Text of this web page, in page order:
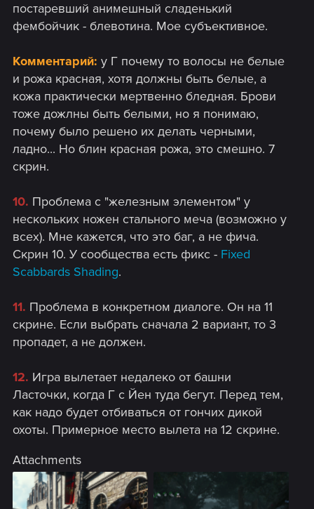
постаревший анимешный сладенький
фембойчик - блевотина. Мое субъективное.
Комментарий: у Г почему то волосы не белые
и рожа красная, хотя должны быть белые, а
кожа практически мертвенно бледная. Брови
тоже дожлны быть белыми, но я понимаю,
почему было решено их делать черными,
ладно... Но блин красная рожа, это смешно. 7
скрин.
10. Проблема с "железным элементом" у
нескольких ножен стального меча (возможно у
всех). Мне кажется, что это баг, а не фича.
Скрин 10. У сообщества есть фикс - Fixed
Scabbards Shading.
11. Проблема в конкретном диалоге. Он на 11
скрине. Если выбрать сначала 2 вариант, то 3
пропадет, а не должен.
12. Игра вылетает недалеко от башни
Ласточки, когда Г с Йен туда бегут. Перед тем,
как надо будет отбиваться от гончих дикой
охоты. Примерное место вылета на 12 скрине.
Attachments